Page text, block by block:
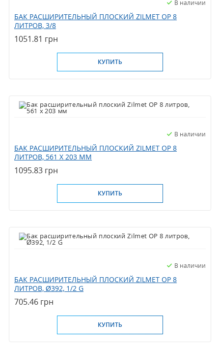
В наличии
БАК РАСШИРИТЕЛЬНЫЙ ПЛОСКИЙ ZILMET OP 8
ЛИТРОВ, 3/8
1051.81 грн
КУПИТЬ
В наличии
БАК РАСШИРИТЕЛЬНЫЙ ПЛОСКИЙ ZILMET OP 8
ЛИТРОВ, 561 X 203 ММ
1095.83 грн
КУПИТЬ
В наличии
БАК РАСШИРИТЕЛЬНЫЙ ПЛОСКИЙ ZILMET OP 8
ЛИТРОВ, Ø392, 1/2 G
705.46 грн
КУПИТЬ